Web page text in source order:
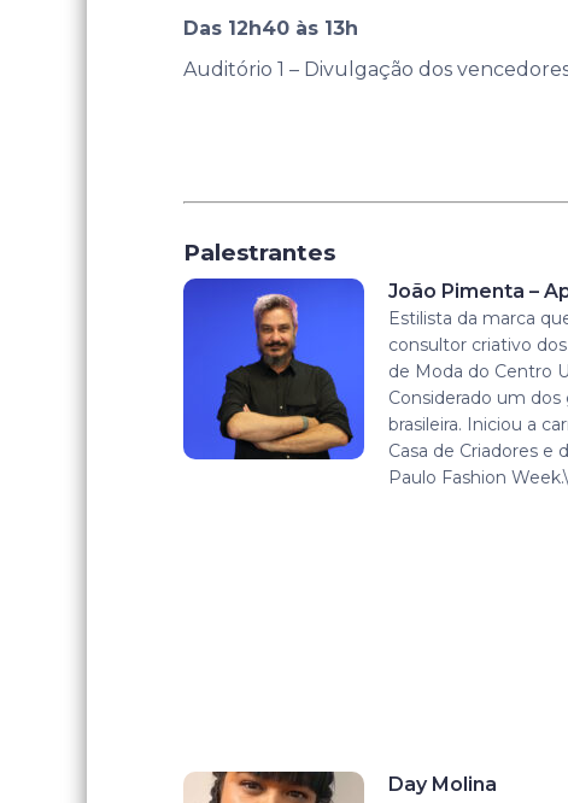
Das 12h40 às 13h
Auditório 1 – Divulgação dos
Palestrantes
João Pimenta –
Estilista da marca
consultor criativo
de Moda do Centro
Considerado um
brasileira. Iniciou a
Casa de Criadores e
Paulo Fashion Week.\
Day Molina